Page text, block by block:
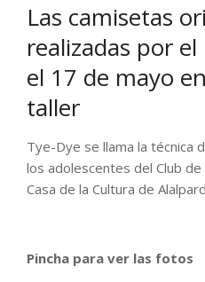
Las camisetas
realizadas por el
el 17 de mayo
taller
Tye-Dye se llama la técnica
los adolescentes del Club de
Casa de la Cultura de
Pincha para ver las fotos